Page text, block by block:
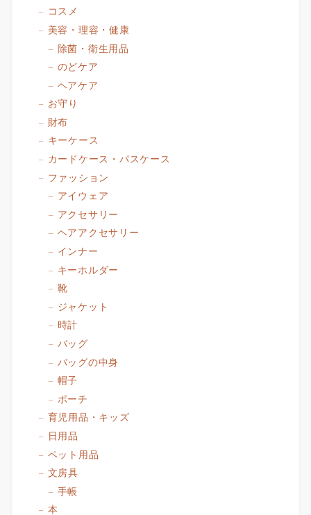
コスメ
美容・理容・健康
除菌・衛生用品
のどケア
ヘアケア
お守り
財布
キーケース
カードケース・パスケース
ファッション
アイウェア
アクセサリー
ヘアアクセサリー
インナー
キーホルダー
靴
ジャケット
時計
バッグ
バッグの中身
帽子
ポーチ
育児用品・キッズ
日用品
ペット用品
文房具
手帳
本